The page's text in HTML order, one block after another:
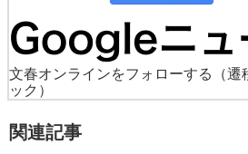
文春オンラインをフォローする
（
ック）
関連記事